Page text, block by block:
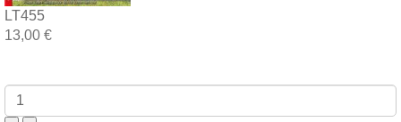
LT455
13,00 €